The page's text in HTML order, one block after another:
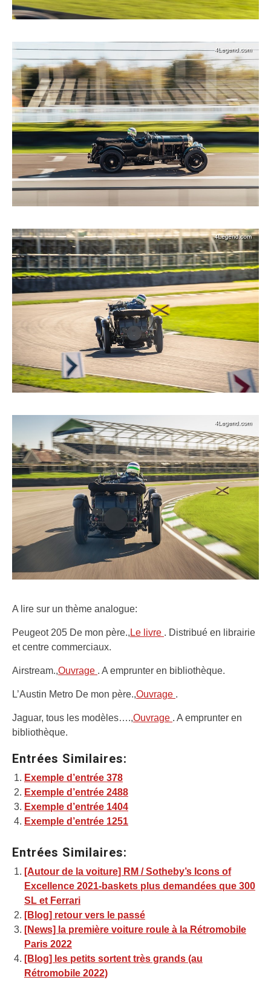
A lire sur un thème analogue:
Peugeot 205 De mon père., Le livre . Distribué en librairie
et centre commerciaux.
Airstream.,Ouvrage . A emprunter en bibliothèque.
L’Austin Metro De mon père.,Ouvrage .
Jaguar, tous les modèles….,Ouvrage . A emprunter en
bibliothèque.
Entrées Similaires:
Exemple d’entrée 378
Exemple d’entrée 2488
Exemple d’entrée 1404
Exemple d’entrée 1251
Entrées Similaires:
[Autour de la voiture] RM / Sotheby’s Icons of
Excellence 2021-baskets plus demandées que 300
SL et Ferrari
[Blog] retour vers le passé
[News] la première voiture roule à la Rétromobile
Paris 2022
[Blog] les petits sortent très grands (au
Rétromobile 2022)